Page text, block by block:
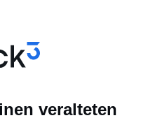
veralteten